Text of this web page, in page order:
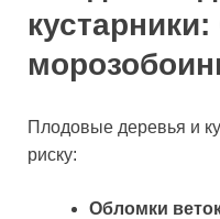
Плодовые деревья и
риску:
Обломки